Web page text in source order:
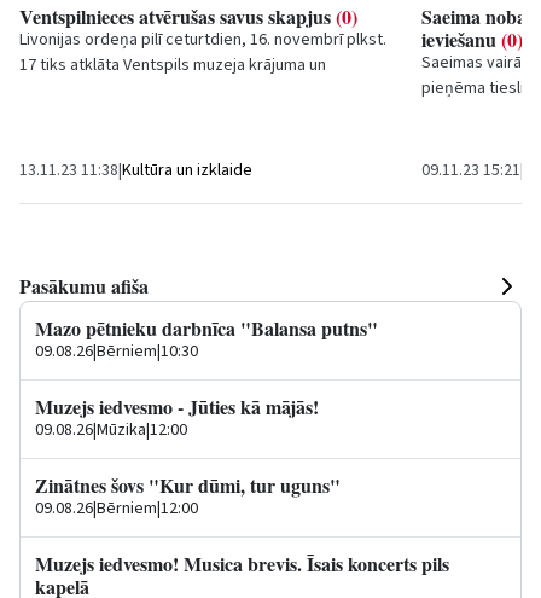
Ventspilnieces atvērušas savus skapjus(0)
Livonijas ordeņa pilī ceturtdien, 16. novembrī plkst.
17 tiks atklāta Ventspils muzeja krājuma un
13.11.23 11:38|Kultūra un izklaide
Saeima
ieviešanu(0)
Saeimas
pieņēma
09.11.23 15:21|
Pasākumu afiša
Mazo pētnieku darbnīca "Balansa putns"
09.08.26|Bērniem|10:30
Muzejs iedvesmo - Jūties kā mājās!
09.08.26|Mūzika|12:00
Zinātnes šovs "Kur dūmi, tur uguns"
09.08.26|Bērniem|12:00
Muzejs iedvesmo! Musica brevis. Īsais koncerts pils
kapelā